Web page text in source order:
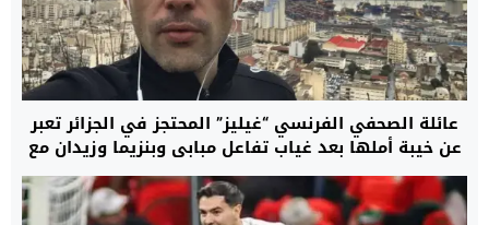
عائلة الصحفي الفرنسي “غيليز” المحتجز في الجزائر تعبر
عن خيبة أملها بعد غياب تفاعل مبابي وبنزيما وزيدان مع
مناشداتها وتدعو إلى تحرك أوسع لإنهاء معاناته